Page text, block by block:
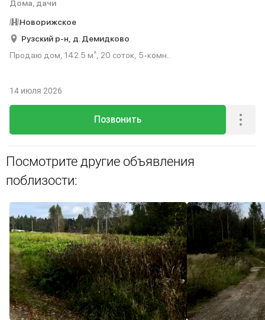
Дома, дачи
Новорижское
Рузский р-н, д. Демидково
Продаю дом, 142.5 м², 20 соток, 5-комн..
Позвонить
14 июля 2026
Посмотрите другие объявления
поблизости: